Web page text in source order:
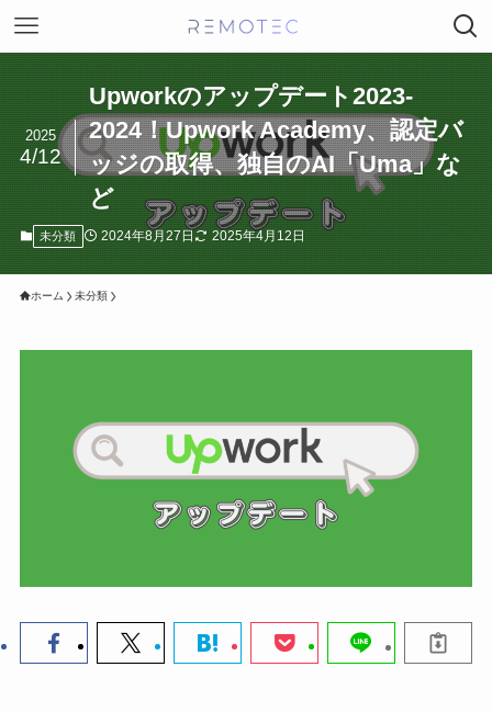
Upworkのアップデート2023-
2024！Upwork Academy、認定バ
ッジの取得、独自のAI「Uma」な
ど
2025
4/12
未分類 2024年8月27日 2025年4月12日
ホーム 未分類